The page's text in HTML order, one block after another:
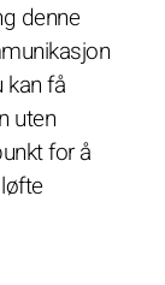
denne
kan få
uten
for å